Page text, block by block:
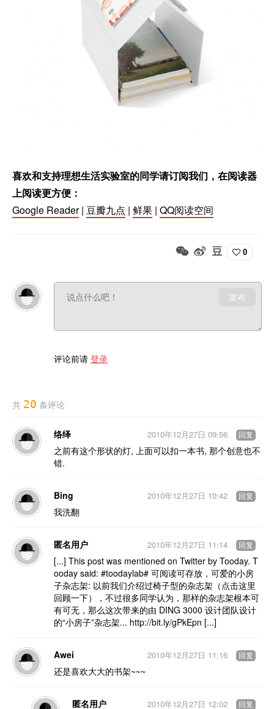
喜欢和支持理想生活实验室的同学请订阅我们，在阅读器
上阅读更方便：
Google Reader| 豆瓣九点 | 鲜果 | QQ阅读空间
0
发布
评论前请 登录
共 20 条评论
络绎
之前有这个形状的灯, 上面可以扣一本书, 那个创意也不
错.
2010年12月27日 09:56 回复
Bing
我洗翻
2010年12月27日 10:42 回复
匿名用户
[...] This post was mentioned on Twitter by Tooday. T
ooday said: #toodaylab# 可阅读可存放，可爱的小房
子杂志架: 以前我们介绍过椅子型的杂志架（点击这里
回顾一下），不过很多同学认为，那样的杂志架根本可
有可无，那么这次带来的由 DING 3000 设计团队设计
的“小房子”杂志架... http://bit.ly/gPkEpn [...]
2010年12月27日 11:14 回复
Awei
还是喜欢大大的书架~~~
2010年12月27日 11:16 回复
匿名用户 2010年12月27日 12:02 回复